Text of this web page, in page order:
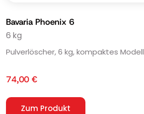
Bavaria Phoenix 6
6 kg
Pulverlöscher, 6 kg, kompaktes Modell
74,00€
Zum Produkt